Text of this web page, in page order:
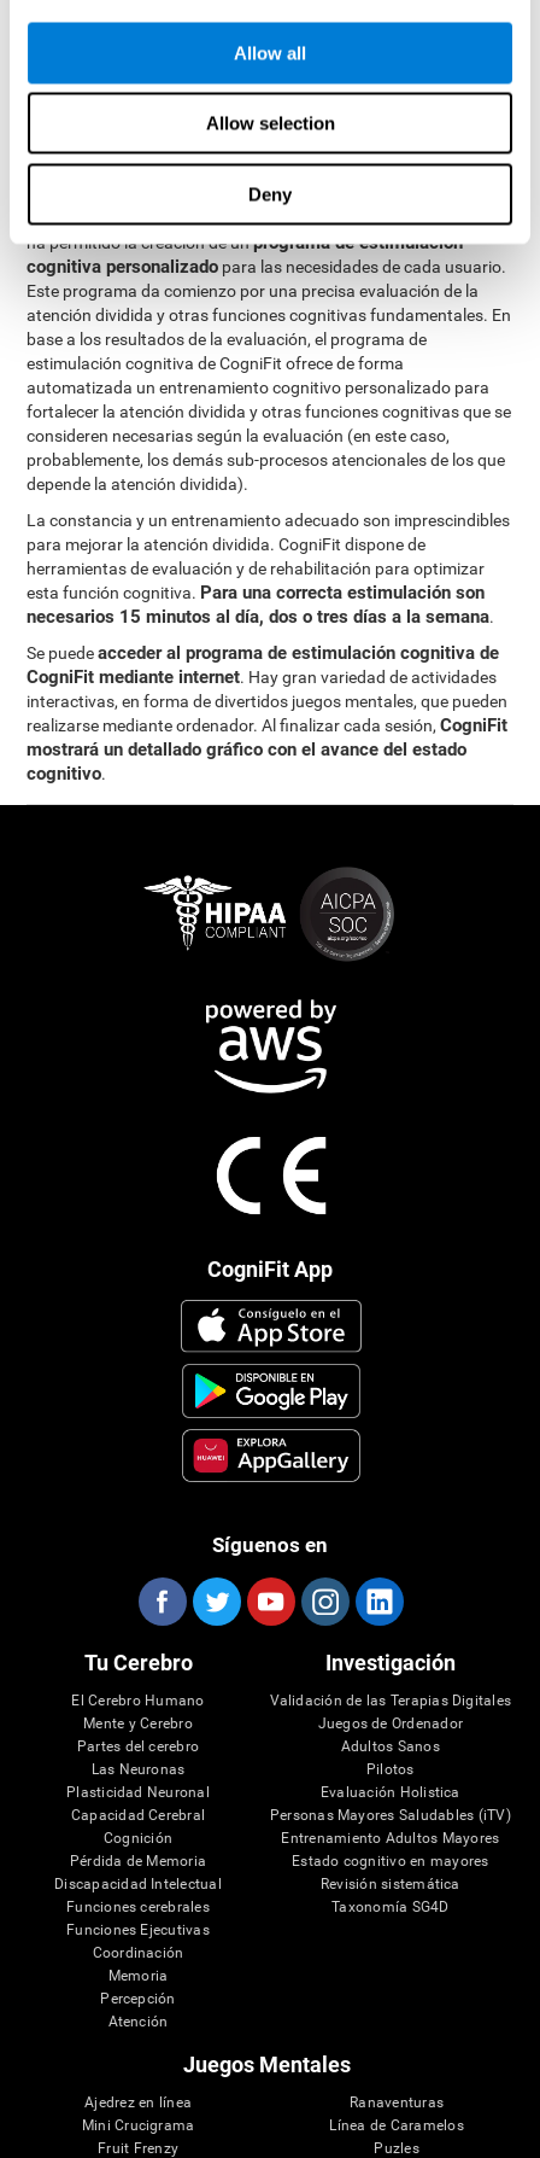
Allow all
Allow selection
Deny
las funciones que dependen de éstos. De este modo, si
entrenamos frecuentemente la atención dividida, se
favoreciendo su eficiencia. Al automatizar las actividades, será
más fácil para el cerebro el llevarlas a cabo simultáneamente.
El completo equipo de profesionales de CogniFit, especializado en
el estudio de la plasticidad sináptica y procesos de neurogénesis,
ha permitido la creación de unprograma de estimulación
cognitiva personalizado para las necesidades de cada usuario.
Este programa da comienzo por una precisa evaluación de la
atención dividida y otras funciones cognitivas fundamentales. En
base a los resultados de la evaluación, el programa de
estimulación cognitiva de CogniFit ofrece de forma
automatizada un entrenamiento cognitivo personalizado para
fortalecer la atención dividida y otras funciones cognitivas que se
consideren necesarias según la evaluación (en este caso,
probablemente, los demás sub-procesos atencionales de los que
depende la atención dividida).
La constancia y un entrenamiento adecuado son imprescindibles
para mejorar la atención dividida. CogniFit dispone de
herramientas de evaluación y de rehabilitación para optimizar
esta función cognitiva. Para una correcta estimulación son
necesarios 15 minutos al día, dos o tres días a la semana.
Se puedeacceder al programa de estimulación cognitiva de
CogniFit mediante internet. Hay gran variedad de actividades
interactivas, en forma de divertidos juegos mentales, que pueden
realizarse mediante ordenador. Al finalizar cada sesión,CogniFit
mostrará un detallado gráfico con el avance del estado
cognitivo.
CogniFit App
Síguenos en
Tu Cerebro
El Cerebro Humano
Mente y Cerebro
Partes del cerebro
Las Neuronas
Plasticidad Neuronal
Capacidad Cerebral
Cognición
Pérdida de Memoria
Discapacidad Intelectual
Funciones cerebrales
Funciones Ejecutivas
Coordinación
Memoria
Percepción
Atención
Investigación
Validación de las Terapias Digitales
Juegos de Ordenador
Adultos Sanos
Pilotos
Evaluación Holistica
Personas Mayores Saludables (iTV)
Entrenamiento Adultos Mayores
Estado cognitivo en mayores
Revisión sistemática
Taxonomía SG4D
Juegos Mentales
Ajedrez en línea
Mini Crucigrama
Fruit Frenzy
Ranaventuras
Línea de Caramelos
Puzles